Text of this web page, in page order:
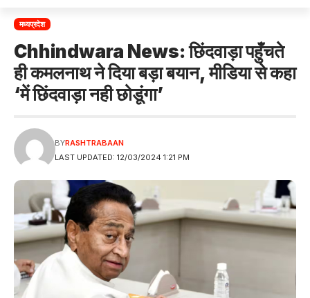
मध्यप्रदेश
Chhindwara News: छिंदवाड़ा पहुँचते
ही कमलनाथ ने दिया बड़ा बयान, मीडिया से कहा
‘में छिंदवाड़ा नही छोडूंगा’
LAST UPDATED: 12/03/2024 1:21 PM
BYRASHTRABAAN